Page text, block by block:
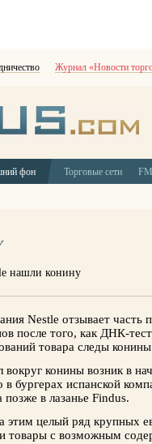
Журнал «Новости
фон Торговые сети
нашли конину
Nestle отзывает часть
после того, как ДНК-
товара следы
вокруг конины возник в
в бургерах испанской
позже в лазанье Findus.
этим целый ряд крупных
товары с возможным